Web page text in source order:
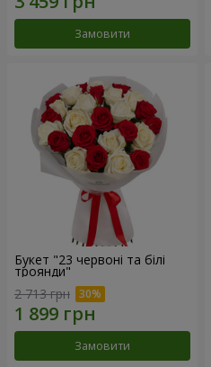
Замовити
Букет "23 червоні та білі
троянди"
2 713 грн
Замовити